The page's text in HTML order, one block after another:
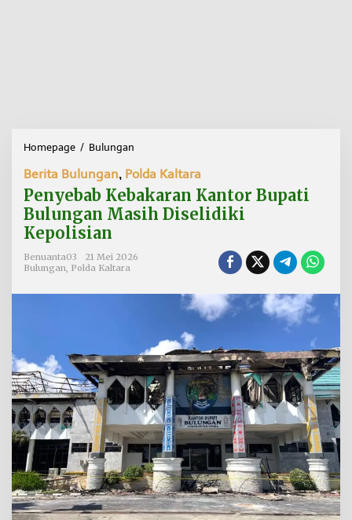
Homepage / Bulungan
n
y
e
b
K
a
n
K
a
n
t
o
B
u
p
a
Berita Bulungan, Polda Kaltara
Penyebab Kebakaran Kantor Bupati
Bulungan Masih Diselidiki
Kepolisian
Benuanta03
21 Mei 2026
Bulungan Polda Kaltara